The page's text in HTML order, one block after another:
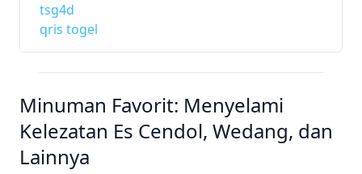
tsg4d
qris togel
Minuman Favorit: Menyelami
Kelezatan Es Cendol, Wedang, dan
Lainnya